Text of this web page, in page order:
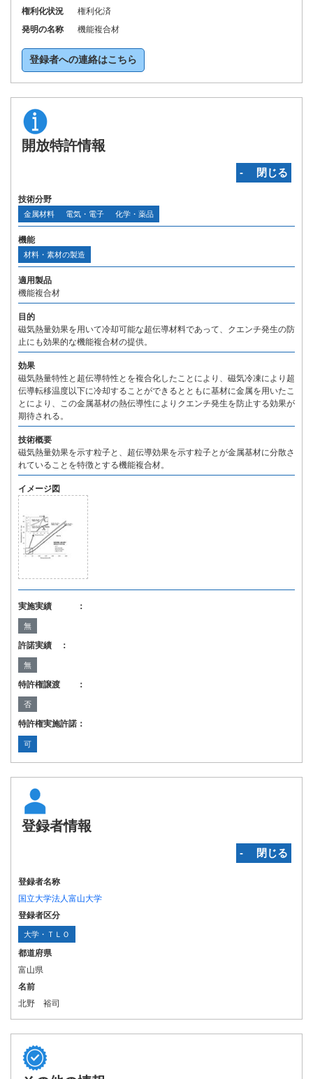
権利化状況
権利化済
発明の名称
機能複合材
登録者への連絡はこちら
開放特許情報
‐ 閉じる
技術分野
金属材料 電気・電子 化学・薬品
機能
材料・素材の製造
適用製品
機能複合材
目的
磁気熱量効果を用いて冷却可能な超伝導材料であって、クエンチ発生の防
止にも効果的な機能複合材の提供。
効果
磁気熱量特性と超伝導特性とを複合化したことにより、磁気冷凍により超
伝導転移温度以下に冷却することができるとともに基材に金属を用いたこ
とにより、この金属基材の熱伝導性によりクエンチ発生を防止する効果が
期待される。
技術概要
磁気熱量効果を示す粒子と、超伝導効果を示す粒子とが金属基材に分散さ
れていることを特徴とする機能複合材。
イメージ図
実施実績 ：
無
許諾実績 ：
無
特許権譲渡 ：
否
特許権実施許諾：
可
登録者情報
‐ 閉じる
登録者名称
国立大学法人富山大学
登録者区分
大学・ＴＬＯ
都道府県
富山県
名前
北野 裕司